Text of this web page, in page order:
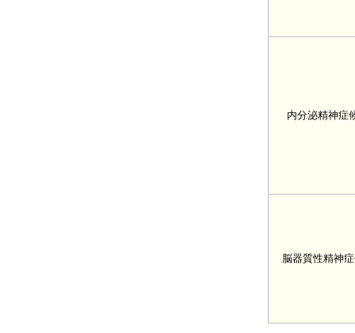
内分泌精神症
脳器質性精神